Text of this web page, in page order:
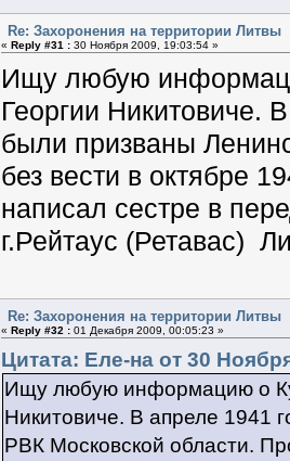
Re: Захоронения на территории Литвы
« Reply #31 :30 Ноября 2009, 19:03:54 »
Ищу любую
Георгии Никитовиче.
были призваны
без вести в октябре
написал сестре в
г.Рейтаус (Ретавас)
Re: Захоронения на территории Литвы
« Reply #32 :01 Декабря 2009, 00:05:23 »
Цитата: Еле-на от 30
Ищу любую информацию о
Никитовиче. В апреле 1941
РВК Московской области.